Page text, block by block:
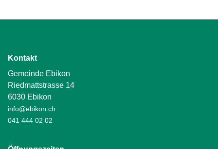
Kontakt
Gemeinde Ebikon
Riedmattstrasse 14
6030 Ebikon
info@ebikon.ch
041 444 02 02